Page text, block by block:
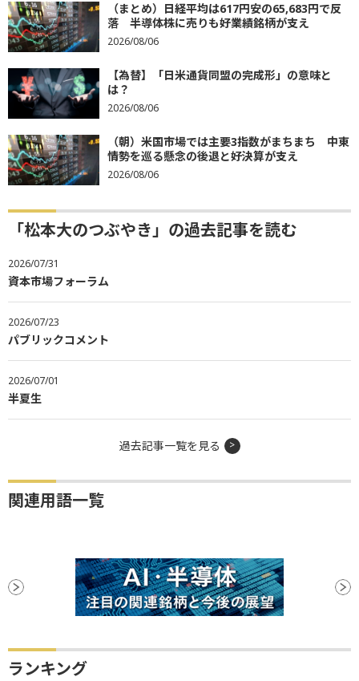
（まとめ）日経平均は617円安の65,683円で反
落 半導体株に売りも好業績銘柄が支え
2026/08/06
【為替】「日米通貨同盟の完成形」の意味と
は？
2026/08/06
（朝）米国市場では主要3指数がまちまち 中東
情勢を巡る懸念の後退と好決算が支え
2026/08/06
「松本大のつぶやき」の過去記事を読む
2026/07/31
資本市場フォーラム
2026/07/23
パブリックコメント
2026/07/01
半夏生
過去記事一覧を見る
関連用語一覧
ランキング